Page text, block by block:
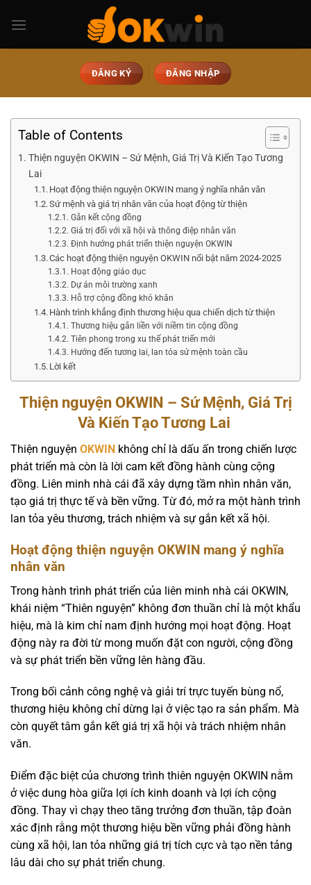
ĐĂNG KÝ ĐĂNG NHẬP
Table of Contents
Thiện nguyện OKWIN – Sứ Mệnh, Giá Trị Và Kiến Tạo Tương
Lai
Hoạt động thiện nguyện OKWIN mang ý nghĩa nhân văn
Sứ mệnh và giá trị nhân văn của hoạt động từ thiện
Gắn kết cộng đồng
Giá trị đối với xã hội và thông điệp nhân văn
Định hướng phát triển thiện nguyện OKWIN
Các hoạt động thiện nguyện OKWIN nổi bật năm 2024-2025
Hoạt động giáo dục
Dự án môi trường xanh
Hỗ trợ cộng đồng khó khăn
Hành trình khẳng định thương hiệu qua chiến dịch từ thiện
Thương hiệu gắn liền với niềm tin cộng đồng
Tiên phong trong xu thế phát triển mới
Hướng đến tương lai, lan tỏa sứ mệnh toàn cầu
Lời kết
Thiện nguyện OKWIN – Sứ Mệnh, Giá Trị
Và Kiến Tạo Tương Lai
Thiện nguyện OKWIN không chỉ là dấu ấn trong chiến lược
phát triển mà còn là lời cam kết đồng hành cùng cộng
đồng. Liên minh nhà cái đã xây dựng tầm nhìn nhân văn,
tạo giá trị thực tế và bền vững. Từ đó, mở ra một hành trình
lan tỏa yêu thương, trách nhiệm và sự gắn kết xã hội.
Hoạt động thiện nguyện OKWIN mang ý nghĩa
nhân văn
Trong hành trình phát triển của liên minh nhà cái OKWIN,
khái niệm “Thiên nguyện” không đơn thuần chỉ là một khẩu
hiệu, mà là kim chỉ nam định hướng mọi hoạt động. Hoạt
động này ra đời từ mong muốn đặt con người, cộng đồng
và sự phát triển bền vững lên hàng đầu.
Trong bối cảnh công nghệ và giải trí trực tuyến bùng nổ,
thương hiệu không chỉ dừng lại ở việc tạo ra sản phẩm. Mà
còn quyết tâm gắn kết giá trị xã hội và trách nhiệm nhân
văn.
Điểm đặc biệt của chương trình thiên nguyện OKWIN nằm
ở việc dung hòa giữa lợi ích kinh doanh và lợi ích cộng
đồng. Thay vì chạy theo tăng trưởng đơn thuần, tập đoàn
xác định rằng một thương hiệu bền vững phải đồng hành
cùng xã hội, lan tỏa những giá trị tích cực và tạo nền tảng
lâu dài cho sự phát triển chung.